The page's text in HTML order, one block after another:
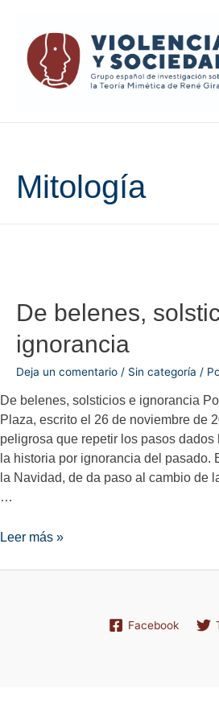
Mitología
De belenes,
ignorancia
Deja un comentario / Sin categoría /
De belenes, solsticios e ignorancia
Plaza, escrito el 26 de noviembre de
peligrosa que repetir los pasos dados
la historia por ignorancia del pasado.
la Navidad, de da paso al cambio de
…
De
Leer más »
Facebook